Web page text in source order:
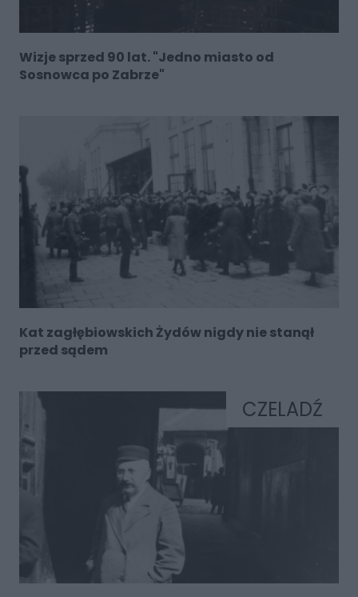
Wizje sprzed 90 lat. "Jedno miasto od
Sosnowca po Zabrze"
Kat zagłębiowskich Żydów nigdy nie stanął
przed sądem
CZELADŹ